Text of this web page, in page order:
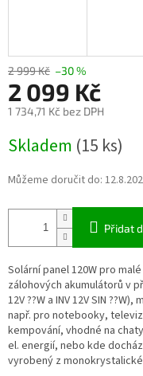
2 999 Kč –30 %
2 099 Kč
1 734,71 Kč bez DPH
cena:
Skladem (15 ks)
Můžeme doručit do:
Přidat
Solární panel 120W pro
zálohových akumulátorů v
12V ??W a INV 12V SIN
např. pro notebooky,
kempování, vhodné na
el. energií, nebo kde
vyrobený z